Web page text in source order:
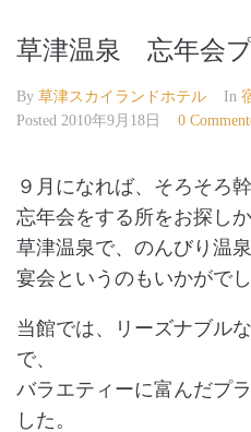
草津温泉 忘年会
By 草津スカイランドホテル In
Posted 2010年9月18日 0
９月になれば、そろそろ
忘年会をする所をお探しか
草津温泉で、のんびり温
宴会というのもいかがでし
当館では、リーズナブル
で、
バラエティーに富んだプ
した。